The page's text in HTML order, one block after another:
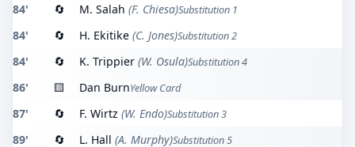
84' 🔄 M. Salah (F. Chiesa)Substitution 1
84' 🔄 H. Ekitike (C. Jones)Substitution 2
84' 🔄 K. Trippier (W. Osula)Substitution 4
86' 🟨 Dan BurnYellow Card
87' 🔄 F. Wirtz (W. Endo)Substitution 3
89' 🔄 L. Hall (A. Murphy)Substitution 5